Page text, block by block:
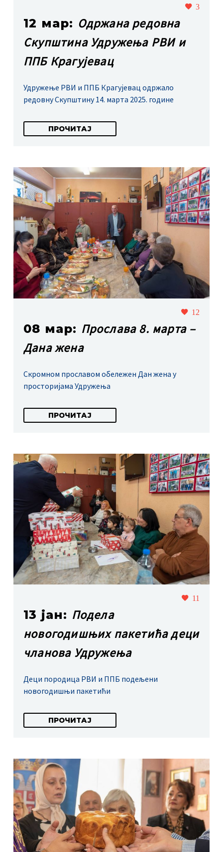
3
12 мар: Одржана редовна
Скупштина Удружења РВИ и
ППБ Крагујевац
Удружење РВИ и ППБ Крагујевац одржало
редовну Скупштину 14. марта 2025. године
ПРОЧИТАЈ
12
08 мар: Прослава 8. марта –
Дана жена
Скромном прославом обележен Дан жена у
просторијама Удружења
ПРОЧИТАЈ
11
13 јан: Подела
новогодишњих пакетића деци
чланова Удружења
Деци породица РВИ и ППБ подељени
новогодишњи пакетићи
ПРОЧИТАЈ